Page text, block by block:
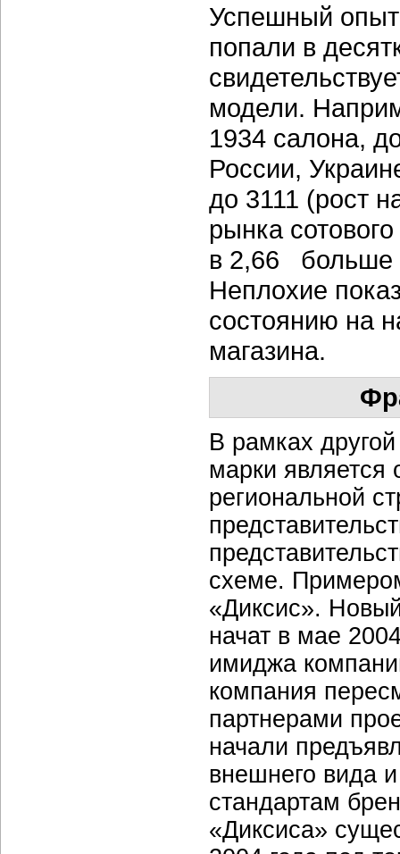
Успешный опыт
попали в
модели.
1934 салона,
России,
до 3111 (рост
рынка
в 2,66 больше
Неплохие
состоянию на
магазина.
В рамках
марки
региональной
схеме.
«Диксис».
начат в мае
имиджа
компания
партнерами
начали
внешнего вида
стандартам
«Диксиса»